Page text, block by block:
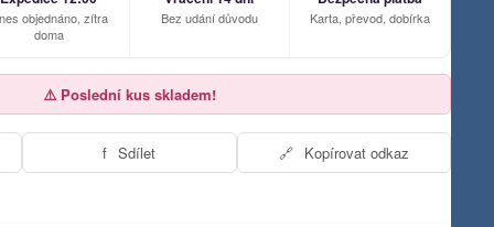
objednáno, zítra
doma
Bez udání důvodu Karta, převod, dobírka
⚠️ Poslední kus skladem!
f Sdílet 🔗 Kopírovat odkaz